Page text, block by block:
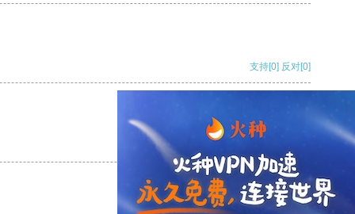
支持[0] 反对[0]